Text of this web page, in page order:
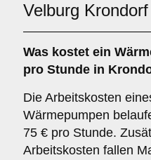
Velburg Krondorf
Was kostet ein
pro Stunde in
Die Arbeitskosten
Wärmepumpen
75 € pro Stunde.
Arbeitskosten fallen